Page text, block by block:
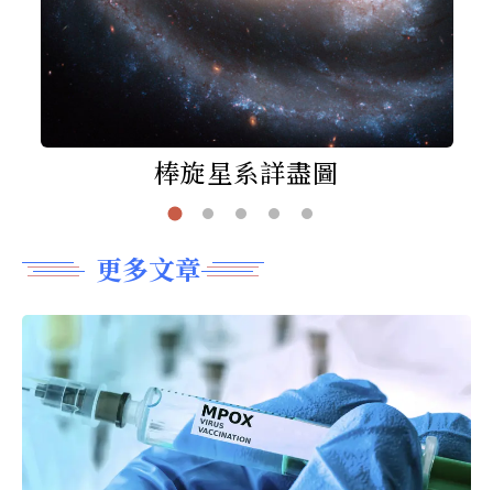
棒旋星系詳盡圖
更多文章